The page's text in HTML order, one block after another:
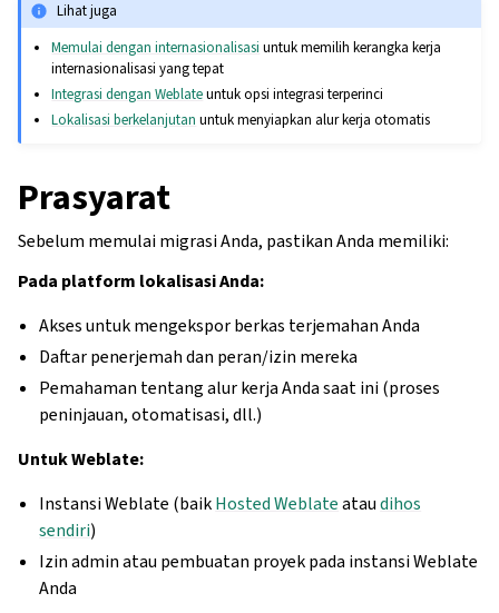
Lihat juga
Memulai dengan internasionalisasi untuk memilih kerangka kerja
internasionalisasi yang tepat
Integrasi dengan Weblateuntuk opsi integrasi terperinci
Lokalisasi berkelanjutan untuk menyiapkan alur kerja otomatis
Prasyarat
Sebelum memulai migrasi Anda, pastikan Anda memiliki:
Pada platform lokalisasi Anda:
Akses untuk mengekspor berkas terjemahan Anda
Daftar penerjemah dan peran/izin mereka
Pemahaman tentang alur kerja Anda saat ini (proses
peninjauan, otomatisasi, dll.)
Untuk Weblate:
Instansi Weblate (baikHosted Weblateataudihos
sendiri)
Izin admin atau pembuatan proyek pada instansi Weblate
Anda